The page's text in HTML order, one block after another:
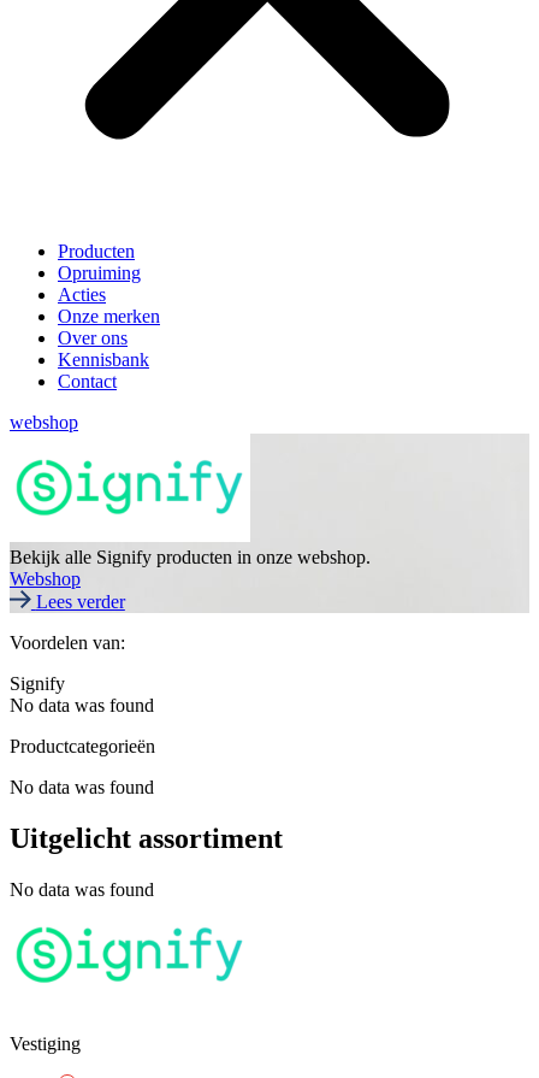
Producten
Opruiming
Acties
Onze merken
Over ons
Kennisbank
Contact
webshop
Bekijk alle Signify producten in onze webshop.
Webshop
Lees verder
Voordelen van:
Signify
No data was found
Productcategorieën
No data was found
Uitgelicht assortiment
No data was found
Vestiging